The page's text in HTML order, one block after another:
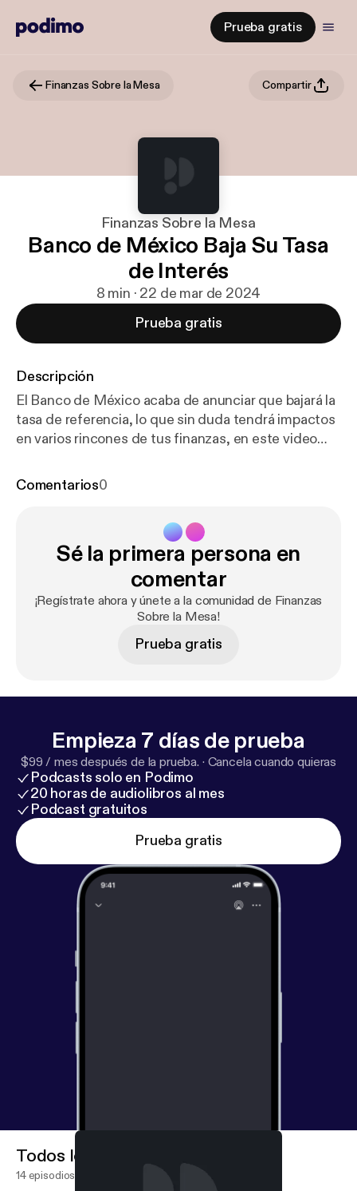
Prueba gratis
Finanzas Sobre la Mesa Compartir
Finanzas Sobre la Mesa
Banco de México Baja Su Tasa
de Interés
8 min · 22 de mar de 2024
Prueba gratis
Descripción
El Banco de México acaba de anunciar que bajará la
tasa de referencia, lo que sin duda tendrá impactos
en varios rincones de tus finanzas, en este video
ahorrar, te cobran al pedir prestado, y hasta el
habilitar 20% de descuento):https://cursos.eduardo
rosas.mx/curso/finanzas-personales
Comentarios0
Sé la primera persona en
comentar
¡Regístrate ahora y únete a la comunidad de Finanzas
Sobre la Mesa!
Prueba gratis
Empieza 7 días de prueba
$99 / mes después de la prueba. · Cancela cuando quieras
Podcasts solo en Podimo
20 horas de audiolibros al mes
Podcast gratuitos
Prueba gratis
Todos los episodios
14 episodios